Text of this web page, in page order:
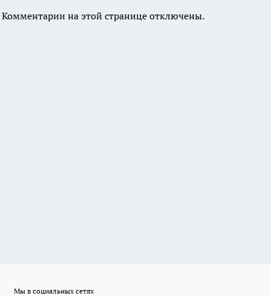
Комментарии на этой странице отключены.
Мы в социальных сетях